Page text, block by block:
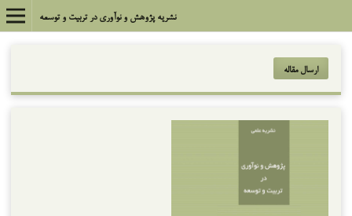
نشریه پژوهش و نوآوری در تربیت و توسعه
ارسال مقاله